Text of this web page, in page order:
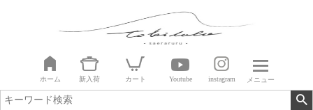
ホーム 新入荷 カート Youtube instagram メニュー